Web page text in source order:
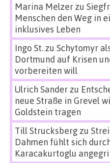
Marina Melzerzu
Menschen den Weg in
inklusives Leben
Ingo St.zu Schytomyr
Dortmund auf Krisen
vorbereiten will
Ulrich Sanderzu
neue Straße in Grevel
Goldstein tragen
Till Strucksbergzu
Dahmen fühlt sich
Karacakurtoglu